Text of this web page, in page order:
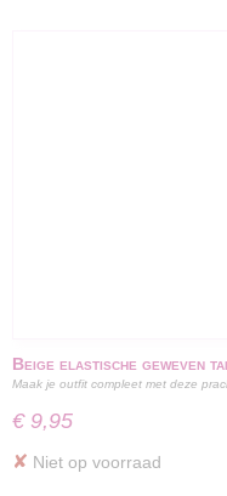
Beige elastische geweven
Maak je outfit compleet met deze
€ 9,95
✘ Niet op voorraad